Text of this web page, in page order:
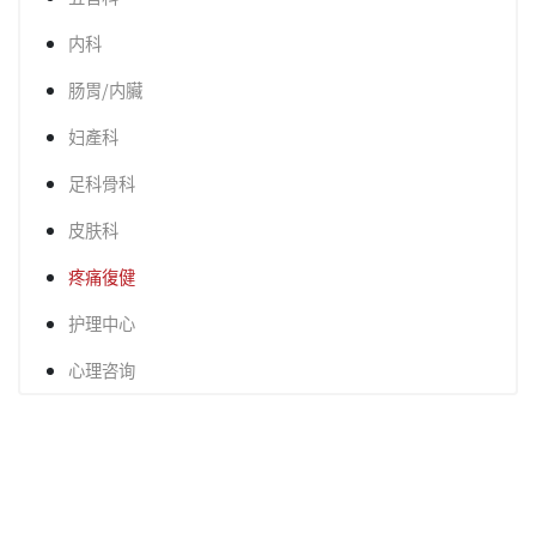
内科
肠胃/内臟
妇產科
足科骨科
皮肤科
疼痛復健
护理中心
心理咨询